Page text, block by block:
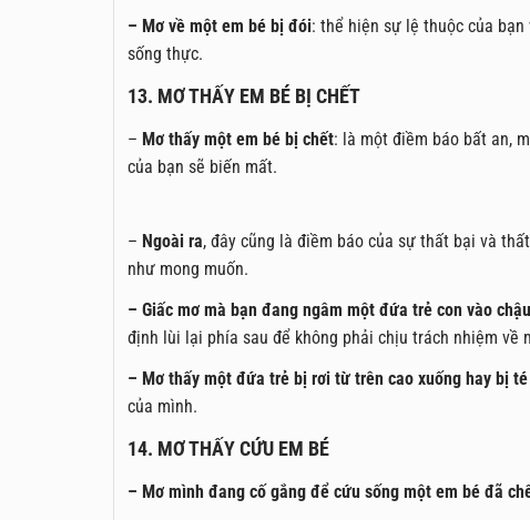
– Mơ về một em bé bị đói: thể hiện sự lệ thuộc của
sống thực.
13. MƠ THẤY EM BÉ BỊ CHẾT
– Mơ thấy một em bé bị chết: là một điềm báo bất an,
của bạn sẽ biến mất.
– Ngoài ra, đây cũng là điềm báo của sự thất bại và
như mong muốn.
– Giấc mơ mà bạn đang ngâm một đứa trẻ con vào
định lùi lại phía sau để không phải chịu trách nhiệm về
– Mơ thấy một đứa trẻ bị rơi từ trên cao xuống hay bị
của mình.
14. MƠ THẤY CỨU EM BÉ
– Mơ mình đang cố gắng để cứu sống một em bé đã